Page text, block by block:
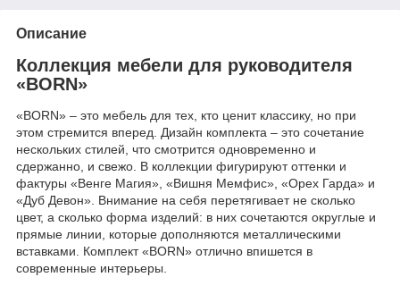
Описание
Коллекция мебели для руководителя
«BORN»
«BORN» – это мебель для тех, кто ценит классику, но при
этом стремится вперед. Дизайн комплекта – это сочетание
нескольких стилей, что смотрится одновременно и
сдержанно, и свежо. В коллекции фигурируют оттенки и
фактуры «Венге Магия», «Вишня Мемфис», «Орех Гарда» и
«Дуб Девон». Внимание на себя перетягивает не сколько
цвет, а сколько форма изделий: в них сочетаются округлые и
прямые линии, которые дополняются металлическими
вставками. Комплект «BORN» отлично впишется в
современные интерьеры.